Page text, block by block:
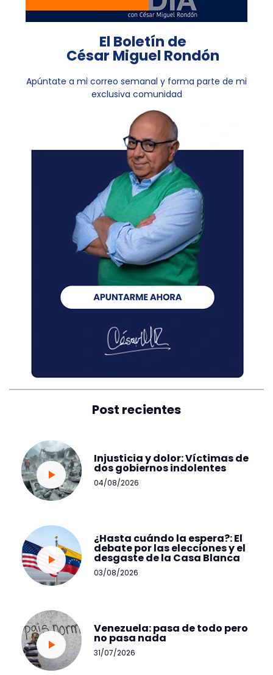
El Boletín de
César Miguel Rondón
Apúntate a mi correo semanal y forma parte de mi
exclusiva comunidad
Post recientes
Injusticia y dolor: Víctimas de
dos gobiernos indolentes
04/08/2026
¿Hasta cuándo la espera?: El
debate por las elecciones y el
desgaste de la Casa Blanca
03/08/2026
Venezuela: pasa de todo pero
no pasa nada
31/07/2026